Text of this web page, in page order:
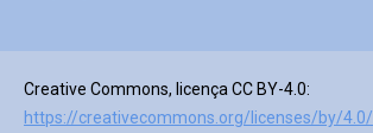
Creative Commons, licença CC BY-4.0:
https://creativecommons.org/licenses/by/4.0/